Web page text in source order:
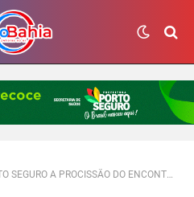
A PROCISSÃO DO ENCONTRO REÚNE CENTENAS DE CATÓLICOS